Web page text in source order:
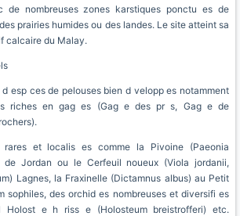
de nombreuses zones karstiques ponctu es de
prairies humides ou des landes. Le site atteint sa
calcaire du Malay.
d esp ces de pelouses bien d velopp es notamment
riches en gag es (Gag e des pr s, Gag e de
rares et localis es comme la Pivoine (Paeonia
de Jordan ou le Cerfeuil noueux (Viola jordanii,
Lagnes, la Fraxinelle (Dictamnus albus) au Petit
sophiles, des orchid es nombreuses et diversifi es
Holost e h riss e (Holosteum breistrofferi) etc.